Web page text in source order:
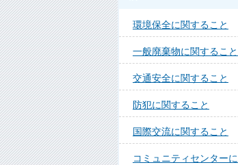
環境保全に関すること
一般廃棄物に関すること
交通安全に関すること
防犯に関すること
国際交流に関すること
コミュニティセンターに